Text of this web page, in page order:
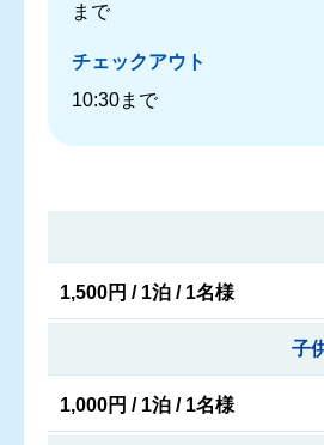
まで
チェックアウト
10:30まで
1,500円 / 1泊 / 1名様
子
1,000円 / 1泊 / 1名様